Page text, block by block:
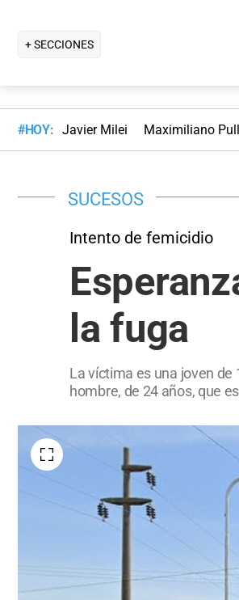
+ SECCIONES
#HOY: Javier Milei Maximiliano
SUCESOS
Intento de femicidio
la fuga
La víctima es una joven
hombre, de 24 años, que